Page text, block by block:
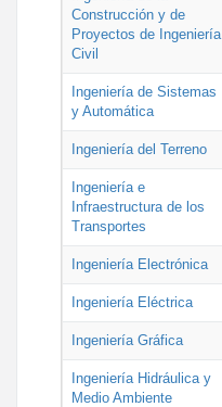
Construcción y de
Proyectos de Ingeniería
Civil
Ingeniería de Sistemas
y Automática
Ingeniería del Terreno
Ingeniería e
Infraestructura de los
Transportes
Ingeniería Electrónica
Ingeniería Eléctrica
Ingeniería Gráfica
Ingeniería Hidráulica y
Medio Ambiente